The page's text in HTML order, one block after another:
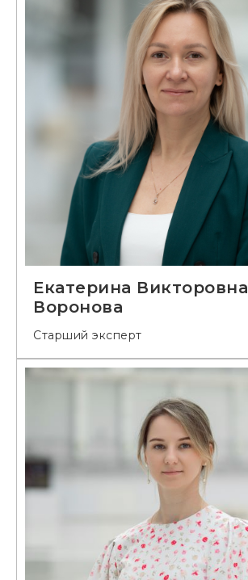
Екатерина Викторовна
Воронова
Старший эксперт